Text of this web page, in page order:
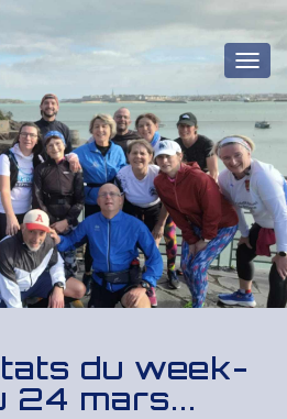
du week-
24 mars...